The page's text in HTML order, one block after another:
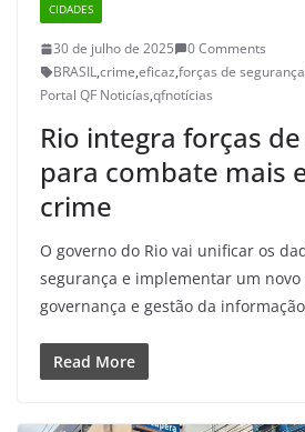
CIDADES
30 de julho de 2025
0 Comments
BRASIL,crime,eficaz,forças de segurança
Portal QF Noticías,qfnotícias
Rio integra forças
para combate mais
crime
O governo do Rio vai unificar os
segurança e implementar um novo
governança e gestão da
Read More